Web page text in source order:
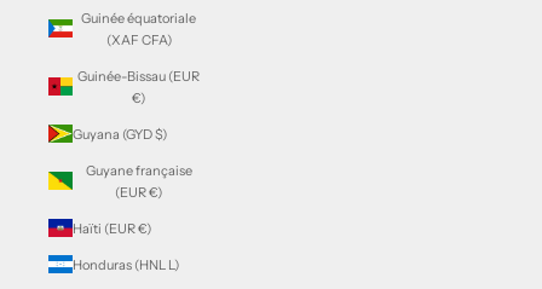
Guinée équatoriale
(XAF CFA)
Guinée-Bissau (EUR
€)
Guyana (GYD $)
Guyane française
(EUR €)
Haïti (EUR €)
Honduras (HNL L)